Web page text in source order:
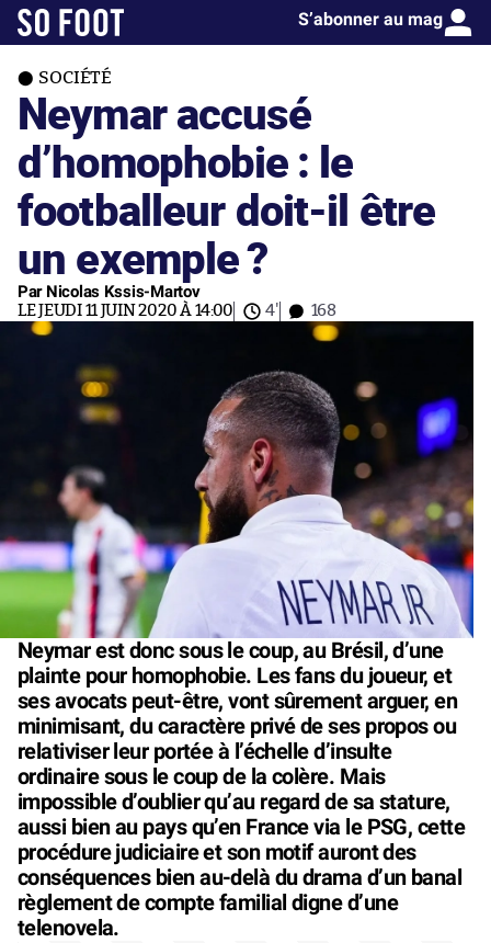
S’abonner au mag
SOCIÉTÉ
Neymar accusé
d’homophobie : le
footballeur doit-il être
un exemple ?
Par Nicolas Kssis-Martov
LE JEUDI 11 JUIN 2020 À 14:00 4' 168
Neymar est donc sous le coup, au Brésil, d’une
plainte pour homophobie. Les fans du joueur, et
ses avocats peut-être, vont sûrement arguer, en
minimisant, du caractère privé de ses propos ou
relativiser leur portée à l’échelle d’insulte
ordinaire sous le coup de la colère. Mais
impossible d’oublier qu’au regard de sa stature,
aussi bien au pays qu’en France via le PSG, cette
procédure judiciaire et son motif auront des
conséquences bien au-delà du drama d’un banal
règlement de compte familial digne d’une
telenovela.